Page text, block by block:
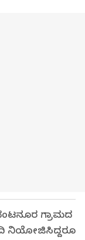
ಗ್ರಾಮದ
ನಿಯೋಜಿಸಿದ್ದರೂ